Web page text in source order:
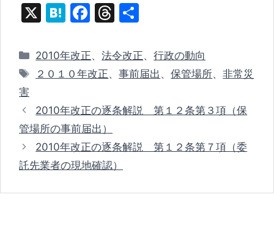
X
H
e
n
F
c
e
o
o
k
T
e
a
s
カ
テ
ー
2010年改正、法令改正、行政の動向
タ
２０１０年改正、事前届出 、保管場所、非常災
害
2010年改正の逐条解説 第１２条第３項（保
管場所の事前届出）
2010年改正の逐条解説 第１２条第７項（委
託先業者の現地確認）